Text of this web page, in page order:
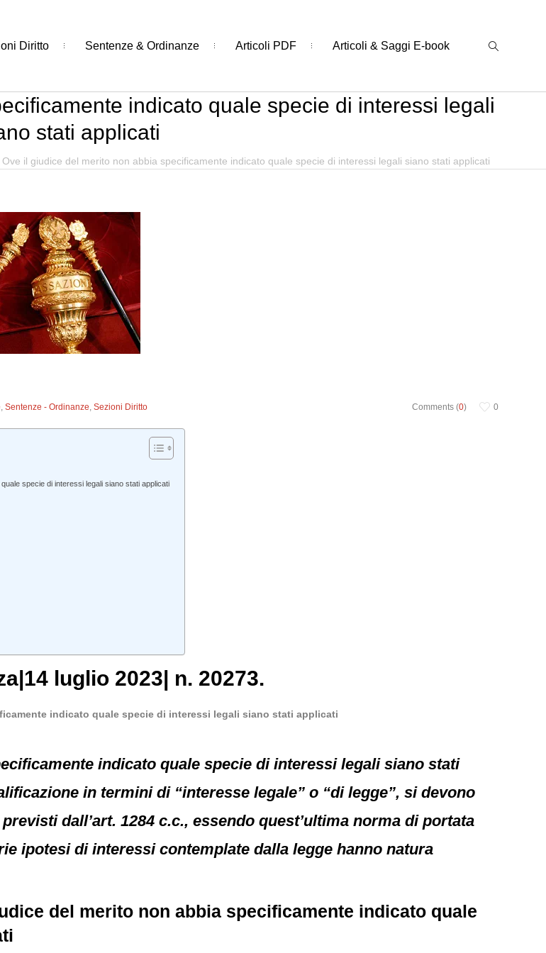
Diritto Sentenze & Ordinanze Articoli PDF Articoli & Saggi E-book
indicato quale specie di interessi legali
stati applicati
Ove il giudice del merito non abbia specificamente indicato quale specie di interessi legali siano stati applicati
Comments (0) 0
,Sentenze - Ordinanze,Sezioni Diritto
specie di interessi legali siano stati applicati
|14 luglio 2023| n. 20273.
indicato quale specie di interessi legali siano stati applicati
indicato quale specie di interessi legali siano stati
in termini di “interesse legale” o “di legge”, si devono
dall’art. 1284 c.c., essendo quest’ultima norma di portata
ipotesi di interessi contemplate dalla legge hanno natura
del merito non abbia specificamente indicato quale